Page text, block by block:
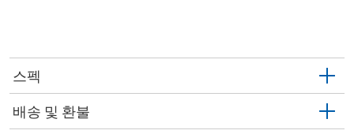
스펙
배송 및 환불